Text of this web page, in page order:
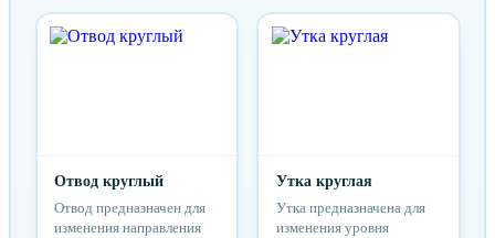
Отвод круглый
Отвод предназначен для
изменения направления
Утка круглая
Утка предназначена для
изменения уровня